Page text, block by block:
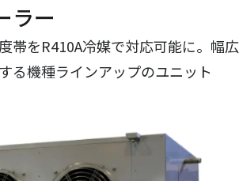
ラー
帯をR410A冷媒で対応可能に。幅広
る機種ラインアップのユニット